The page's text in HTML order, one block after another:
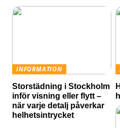
INFORMATION
Storstädning i Stockholm
inför visning eller flytt –
när varje detalj påverkar
helhetsintrycket